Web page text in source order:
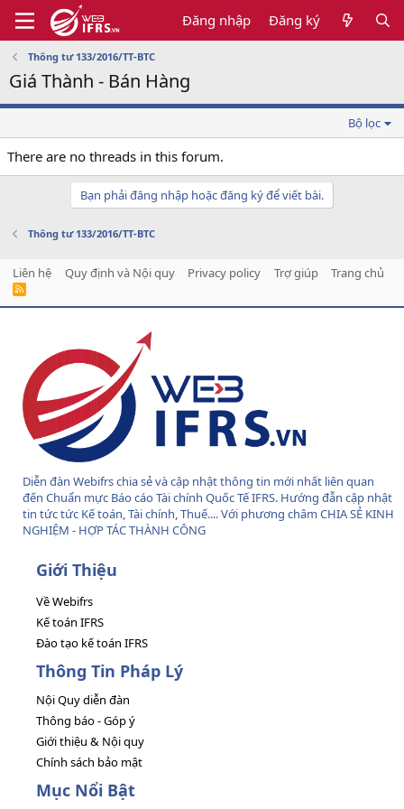
Đăng nhập Đăng ký
Thông tư 133/2016/TT-BTC
Giá Thành - Bán Hàng
Bộ lọc
There are no threads in this forum.
Bạn phải đăng nhập hoặc đăng ký để viết bài.
Thông tư 133/2016/TT-BTC
Liên hệ Quy định và Nội quy Privacy policy Trợ giúp Trang chủ
R
Diễn đàn Webifrs chia sẻ và cập nhật thông tin mới nhất liên quan
đến Chuẩn mực Báo cáo Tài chính Quốc Tế IFRS. Hướng đẫn cập nhật
tin tức tức Kế toán, Tài chính, Thuế.... Với phương châm CHIA SẺ KINH
NGHIỆM - HỢP TÁC THÀNH CÔNG
Giới Thiệu
Về Webifrs
Kế toán IFRS
Đào tạo kế toán IFRS
Thông Tin Pháp Lý
Nội Quy diễn đàn
Thông báo - Góp ý
Giới thiệu & Nội quy
Chính sách bảo mật
Mục Nổi Bật